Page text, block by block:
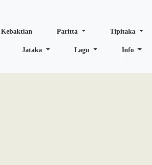
Kebaktian Paritta Tipitaka
Jataka Lagu Info